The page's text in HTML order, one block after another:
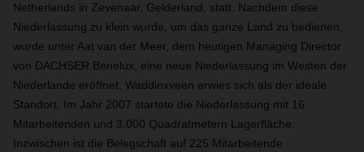
Netherlands in Zevenaar, Gelderland, statt. Nachdem diese
Niederlassung zu klein wurde, um das ganze Land zu bedienen,
wurde unter Aat van der Meer, dem heutigen Managing Director
von DACHSER Benelux, eine neue Niederlassung im Westen der
Niederlande eröffnet. Waddinxveen erwies sich als der ideale
Standort. Im Jahr 2007 startete die Niederlassung mit 16
Mitarbeitenden und 3.000 Quadratmetern Lagerfläche.
Inzwischen ist die Belegschaft auf 225 Mitarbeitende